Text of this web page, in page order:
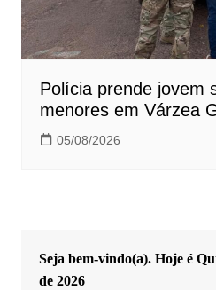
Polícia prende jovem
menores em Várzea
05/08/2026
Seja bem-vindo(a). Hoje é
de 2026